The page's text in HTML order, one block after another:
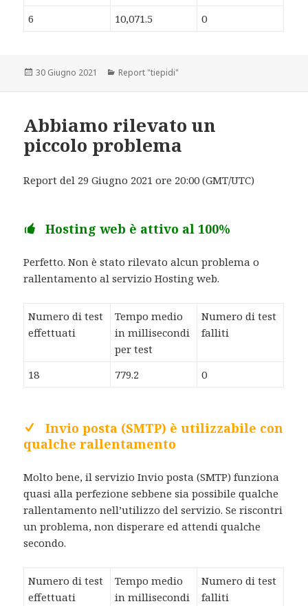
6 10,071.5 0
Scritto
30 Giugno 2021 Categorie
Report "tiepidi"
Abbiamo rilevato un
piccolo problema
Report del 29 Giugno 2021 ore 20:00 (GMT/UTC)
Hosting web è attivo al 100%
Perfetto. Non è stato rilevato alcun problema o
rallentamento al servizio Hosting web.
Numero di test
effettuati
Tempo medio
in millisecondi
per test
Numero di test
falliti
18 779.2 0
Invio posta (SMTP) è utilizzabile con
qualche rallentamento
Molto bene, il servizio Invio posta (SMTP) funziona
quasi alla perfezione sebbene sia possibile qualche
rallentamento nell’utilizzo del servizio. Se riscontri
un problema, non disperare ed attendi qualche
secondo.
Numero di test
effettuati
Tempo medio
in millisecondi
Numero di test
falliti